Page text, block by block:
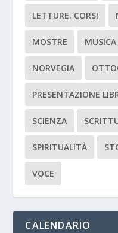
LETTURE. CORSI
MOSTRE MUSICA
NORVEGIA
PRESENTAZIONE
SCIENZA
SPIRITUALITÀ
VOCE
CALENDARIO